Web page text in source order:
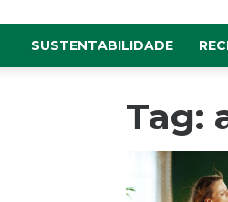
SUSTENTABILIDADE
Tag: